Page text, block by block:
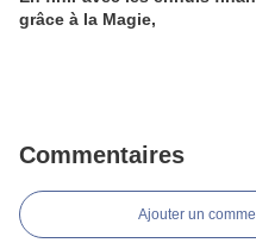
grâce à la Magie,
Commentaires
Ajouter un